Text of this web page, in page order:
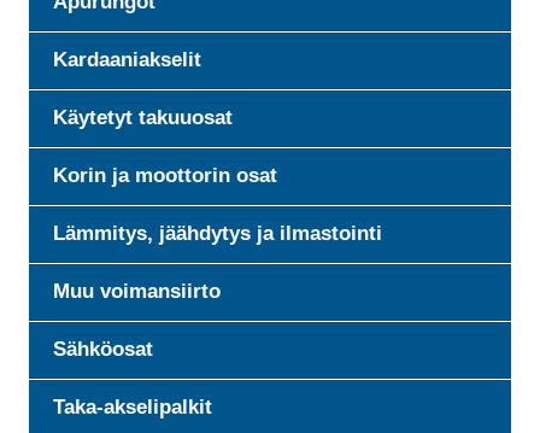
Kardaaniakselit
Käytetyt takuuosat
Korin ja moottorin osat
Lämmitys, jäähdytys ja ilmastointi
Muu voimansiirto
Sähköosat
Taka-akselipalkit